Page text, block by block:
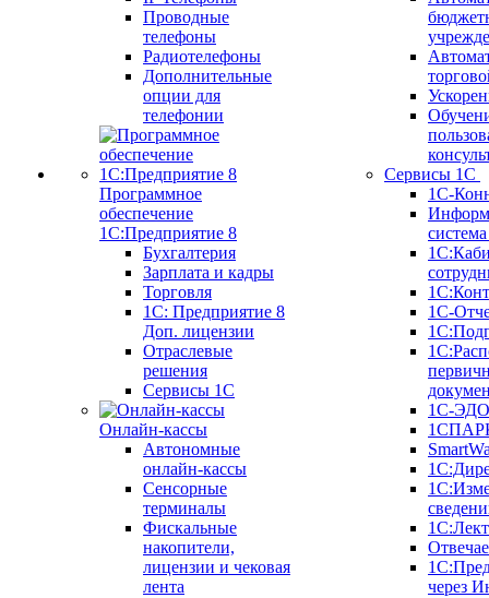
Проводные
телефоны
Радиотелефоны
Дополнительные
опции для
телефонии
Программное
обеспечение
1С:Предприятие 8
Бухгалтерия
Зарплата и кадры
Торговля
1C: Предприятие 8
Доп. лицензии
Отраслевые
решения
Сервисы 1С
Онлайн-кассы
Автономные
онлайн-кассы
Сенсорные
терминалы
Фискальные
накопители,
лицензии и чековая
лента
Сервисы 1С
1С-
1С-
1С-ЭДО
через